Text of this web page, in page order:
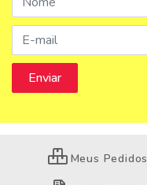
Meus Pedidos